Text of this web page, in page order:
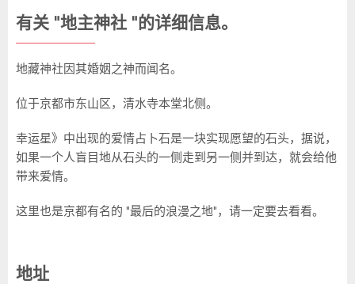
有关 "地主神社 "的详细信息。
地藏神社因其婚姻之神而闻名。
位于京都市东山区，清水寺本堂北侧。
幸运星》中出现的爱情占卜石是一块实现愿望的石头，据说，
如果一个人盲目地从石头的一侧走到另一侧并到达，就会给他
带来爱情。
这里也是京都有名的 "最后的浪漫之地"，请一定要去看看。
地址